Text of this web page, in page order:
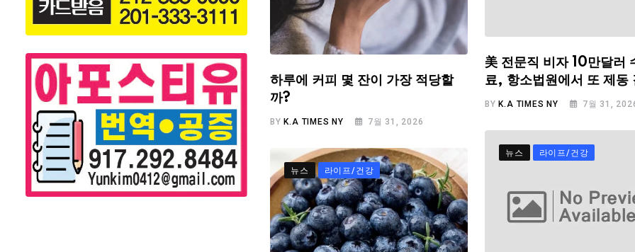
하루에 커피 몇 잔이 가장 적당할
까?
BY K.A TIMES NY 7월 31, 2026
美 전문직 비자 10만달러
료, 항소법원에서 또 제동
BYK.A TIMES NY 7월 31,
뉴스 라이프/건강
뉴스 라이프/건강